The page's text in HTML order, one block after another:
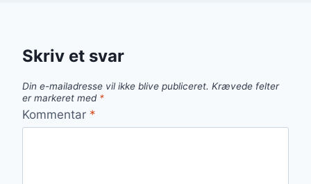
Skriv et svar
Din e-mailadresse vil ikke blive publiceret. Krævede felter
er markeret med *
Kommentar *